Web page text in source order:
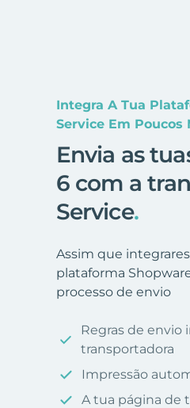
Integra A Tua
Service Em Poucos
Envia as
6 com a
Service.
Assim que
plataforma
processo de envio
Regras de
transportadora
Impressão
A tua página de